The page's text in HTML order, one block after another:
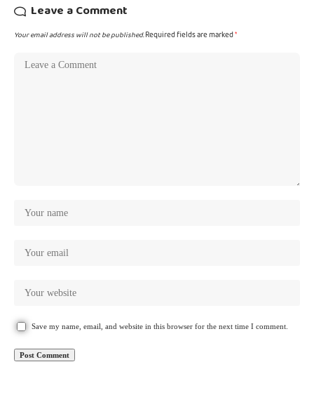
Leave a Comment
Your email address will not be published.Required fields are marked*
Save my name, email, and website in this browser for the next time I comment.